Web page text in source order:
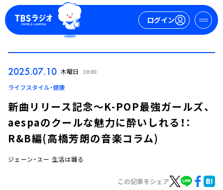
ログイン
ログイン
2025.07.10 木曜日 19:00
ライフスタイル・健康
新曲リリース記念～K-POP最強ガールズ、
aespaのクールな魅力に酔いしれる！：
R&B編(高橋芳朗の音楽コラム)
ジェーン・スー 生活は踊る
この記事をシェア